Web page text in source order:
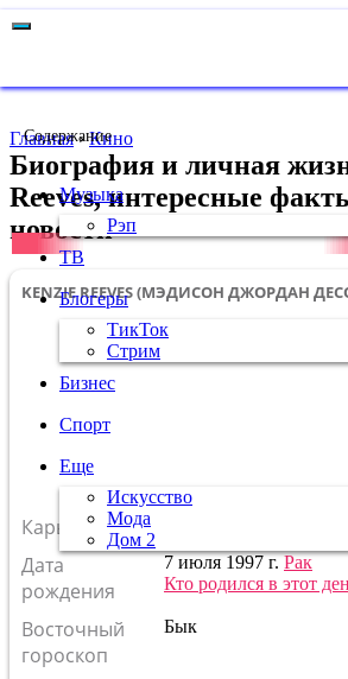
Содержание
Музыка
Рэп
ТВ
Блогеры
ТикТок
Стрим
Бизнес
Спорт
Еще
Искусство
Мода
Дом 2
Главная › Кино
Биография и личная
Reeves, интересные
новости
KENZIE REEVES (МЭДИСОН ДЖОРДАН
Карьера
Дата
рождения
7 июля 1997 г.Рак
Кто родился в этот
Восточный
гороскоп
Бык